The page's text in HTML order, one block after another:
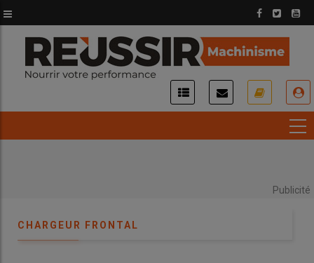
au
contenu
principal
Publicité
CHARGEUR FRONTAL